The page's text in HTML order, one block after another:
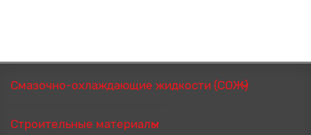
Смазочно-охлаждающие жидкости (СОЖ)
Строительные материалы